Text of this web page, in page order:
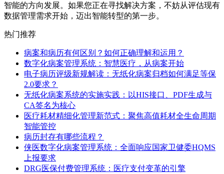
智能的方向发展。如果您正在寻找解决方案，不妨从评估现有
数据管理需求开始，迈出智能转型的第一步。
热门推荐
病案和病历有何区别？如何正确理解和运用？
数字化病案管理系统：智慧医疗，从病案开始
电子病历评级新规解读：无纸化病案归档如何满足等保
2.0要求？
无纸化病案系统的实施实践：以HIS接口、PDF生成与
CA签名为核心
医疗耗材精细化管理新范式：聚焦高值耗材全生命周期
智能管控
病历封存有哪些流程？
侠医数字化病案管理系统：全面响应国家卫健委HQMS
上报要求
DRG医保付费管理系统：医疗支付变革的引擎